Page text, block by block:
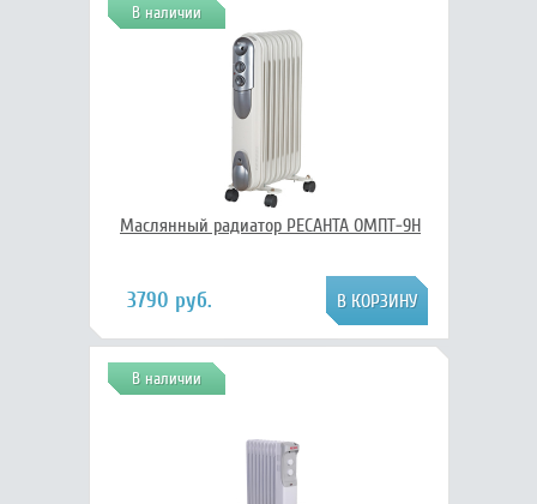
В наличии
Маслянный радиатор РЕСАНТА ОМПТ-9Н
3790 руб.
В наличии